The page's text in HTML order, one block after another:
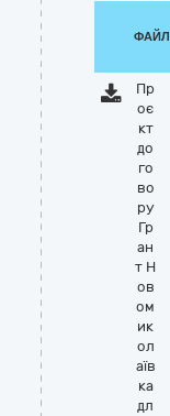
ФАЙЛ
Пр
оє
кт
до
го
во
ру
Гр
ан
т Н
ов
ом
ик
ол
аїв
ка
дл